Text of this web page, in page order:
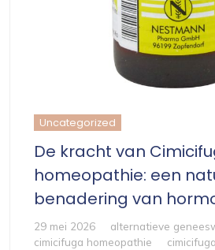
Uncategorized
De kracht van
homeopathie: een
benadering van
29 mei 2026 alternatieve
cimicifuga homeopathie